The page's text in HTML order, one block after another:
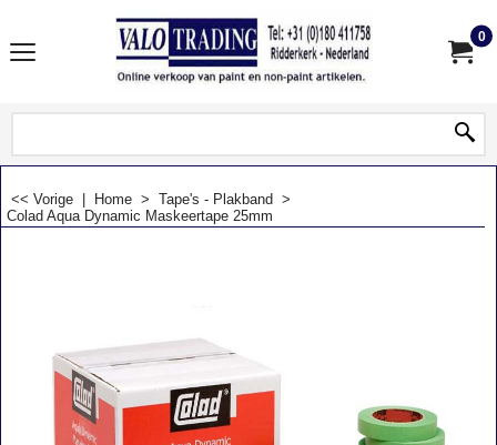
0
<< Vorige Home > Tape's - Plakband >
Colad Aqua Dynamic Maskeertape 25mm